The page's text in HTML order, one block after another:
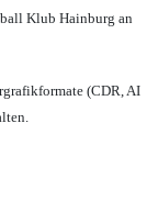
Klub Hainburg an
(CDR, AI